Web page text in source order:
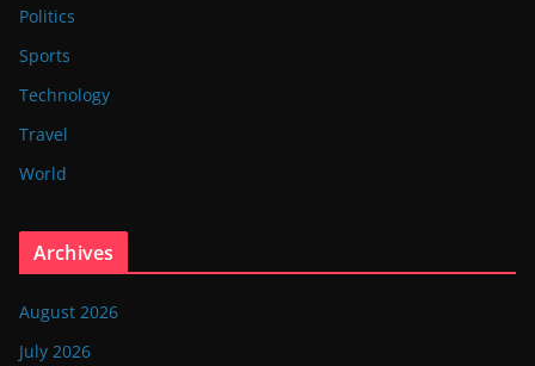
Politics
Sports
Technology
Travel
World
Archives
August 2026
July 2026